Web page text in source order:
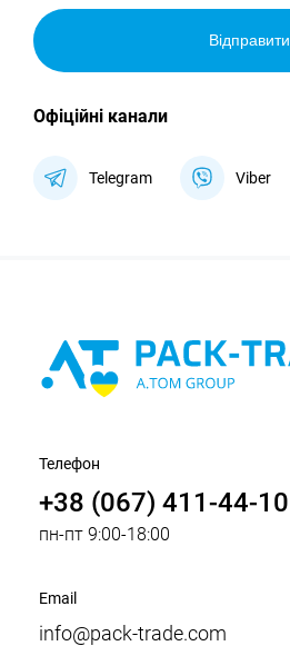
Відправити
Офіційні канали
Telegram Viber
Телефон
+38 (067) 411-44-10
пн-пт 9:00-18:00
Email
info@pack-trade.com